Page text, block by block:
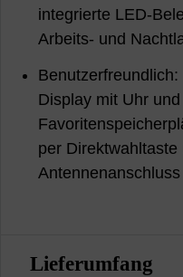
integrierte LED-
Arbeits- und
Display mit Uhr
per
Antennenanschluss
Lieferumfang